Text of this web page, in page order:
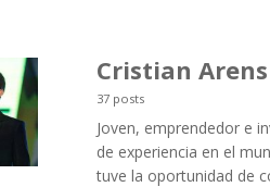
Cristian Arens
37 posts
Joven, emprendedor e
de experiencia en el
tuve la oportunidad de